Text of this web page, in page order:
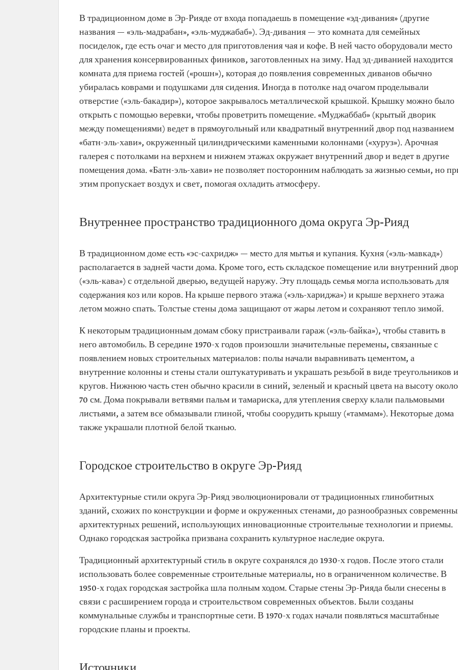
В традиционном доме в Эр-Рияде от входа попадаешь в помещение «эд-дивания» (другие
названия — «эль-мадрабан», «эль-муджабаб»). Эд-дивания — это комната для семейных
посиделок, где есть очаг и место для приготовления чая и кофе. В ней часто оборудовали место
для хранения консервированных фиников, заготовленных на зиму. Над эд-диванией находится
комната для приема гостей («рошн»), которая до появления современных диванов обычно
убиралась коврами и подушками для сидения. Иногда в потолке над очагом проделывали
отверстие («эль-бакадир»), которое закрывалось металлической крышкой. Крышку можно было
открыть с помощью веревки, чтобы проветрить помещение. «Муджаббаб» (крытый дворик
между помещениями) ведет в прямоугольный или квадратный внутренний двор под названием
«батн-эль-хави», окруженный цилиндрическими каменными колоннами («хуруз»). Арочная
галерея с потолками на верхнем и нижнем этажах окружает внутренний двор и ведет в другие
помещения дома. «Батн-эль-хави» не позволяет посторонним наблюдать за жизнью семьи, но
этим пропускает воздух и свет, помогая охладить атмосферу.
Внутреннее пространство традиционного дома округа Эр-Рияд
В традиционном доме есть «эс-сахридж» — место для мытья и купания. Кухня («эль-мавкад»)
располагается в задней части дома. Кроме того, есть складское помещение или внутренний двор
(«эль-кава») с отдельной дверью, ведущей наружу. Эту площадь семья могла использовать для
содержания коз или коров. На крыше первого этажа («эль-хариджа») и крыше верхнего этажа
летом можно спать. Толстые стены дома защищают от жары летом и сохраняют тепло зимой.
К некоторым традиционным домам сбоку пристраивали гараж («эль-байка»), чтобы ставить в
него автомобиль. В середине 1970-х годов произошли значительные перемены, связанные с
появлением новых строительных материалов: полы начали выравнивать цементом, а
внутренние колонны и стены стали оштукатуривать и украшать резьбой в виде треугольников и
кругов. Нижнюю часть стен обычно красили в синий, зеленый и красный цвета на высоту около
70 см. Дома покрывали ветвями пальм и тамариска, для утепления сверху клали пальмовыми
листьями, а затем все обмазывали глиной, чтобы соорудить крышу («таммам»). Некоторые дома
также украшали плотной белой тканью.
Городское строительство в округе Эр-Рияд
Архитектурные стили округа Эр-Рияд эволюционировали от традиционных глинобитных
зданий, схожих по конструкции и форме и окруженных стенами, до разнообразных
архитектурных решений, использующих инновационные строительные технологии и приемы.
Однако городская застройка призвана сохранить культурное наследие округа.
Традиционный архитектурный стиль в округе сохранялся до 1930-х годов. После этого стали
использовать более современные строительные материалы, но в ограниченном количестве. В
1950-х годах городская застройка шла полным ходом. Старые стены Эр-Рияда были снесены в
связи с расширением города и строительством современных объектов. Были созданы
коммунальные службы и транспортные сети. В 1970-х годах начали появляться масштабные
городские планы и проекты.